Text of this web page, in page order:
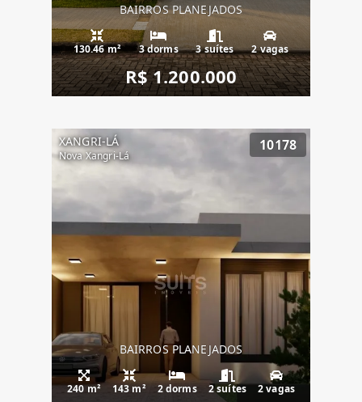
BAIRROS PLANEJADOS
130.46 m² 3 dorms 3 suítes 2 vagas
R$ 1.200.000
XANGRI-LÁ
Nova Xangri-Lá
10178
BAIRROS PLANEJADOS
240 m² 143 m² 2 dorms 2 suítes 2 vagas